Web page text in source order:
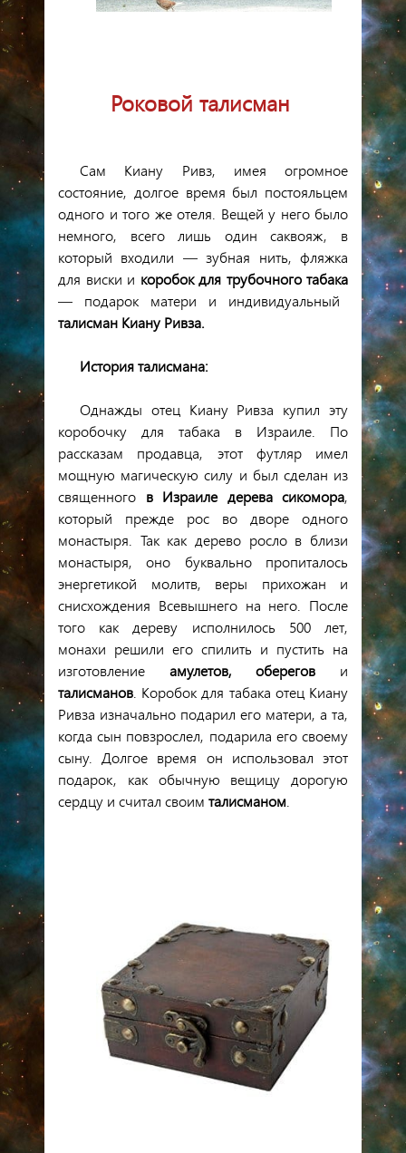
Роковой талисман
Сам Киану Ривз, имея огромное
состояние, долгое время был постояльцем
одного и того же отеля. Вещей у него было
немного, всего лишь один саквояж, в
который входили — зубная нить, фляжка
для виски и коробок для трубочного табака
— подарок матери и индивидуальный
талисман Киану Ривза.
История талисмана:
Однажды отец Киану Ривза купил эту
коробочку для табака в Израиле. По
рассказам продавца, этот футляр имел
мощную магическую силу и был сделан из
священного в Израиле дерева сикомора,
который прежде рос во дворе одного
монастыря. Так как дерево росло в близи
монастыря, оно буквально пропиталось
энергетикой молитв, веры прихожан и
снисхождения Всевышнего на него. После
того как дереву исполнилось 500 лет,
монахи решили его спилить и пустить на
изготовление амулетов, оберегов и
талисманов. Коробок для табака отец Киану
Ривза изначально подарил его матери, а та,
когда сын повзрослел, подарила его своему
сыну. Долгое время он использовал этот
подарок, как обычную вещицу дорогую
сердцу и считал своим талисманом.